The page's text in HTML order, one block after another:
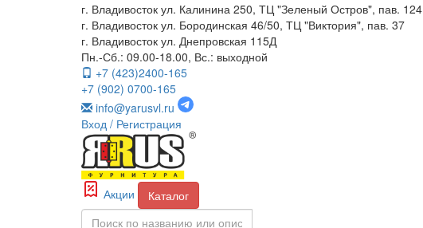
г. Владивосток ул. Калинина 250, ТЦ "Зеленый Остров", пав. 124
г. Владивосток ул. Бородинская 46/50, ТЦ "Виктория", пав. 37
г. Владивосток ул. Днепровская 115Д
Пн.-Сб.: 09.00-18.00, Вс.: выходной
+7 (423)2400-165
+7 (902) 0700-165
info@yarusvl.ru
Вход / Регистрация
Акции Каталог